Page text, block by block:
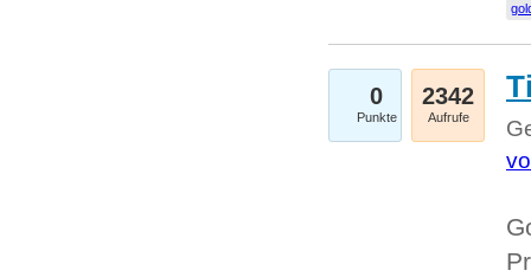
0
Punkte
2342
Aufrufe